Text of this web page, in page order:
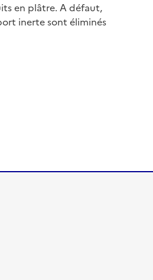
en plâtre. A défaut,
inerte sont éliminés